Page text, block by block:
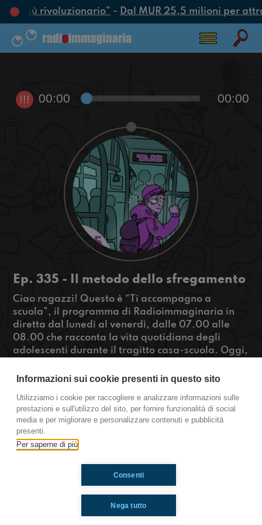
più rivoluzionario”- Dal MUR 25,5 milioni per
!!! 00:00 00:00
Ep. 335 - Il metodo dello sfregamento
Ciao ragazzi! Questo è “Ti accompagno a
scuola", il programma di Radioimmaginaria in
diretta dal lunedì al venerdì, dalle 07.00 alle
08.00 che racconta la vita quotidiana degli
adolescenti durante il tragitto casa-scuola. Oggi,
suolo. Questa mattina Antonio, il nostro inviato
sfregamento” per riuscire a imparare le cose a
memoria!
https://www.radioimmaginaria.it
Ti è piaciuto? Condividilo!
Informazioni sui cookie presenti in questo sito
Utilizziamo i cookie per raccogliere e analizzare informazioni sulle
prestazioni e sull'utilizzo del sito, per fornire funzionalità di social
media e per migliorare e personalizzare contenuti e pubblicità
presenti.
Per saperne di più
Nega tutto
Consenti